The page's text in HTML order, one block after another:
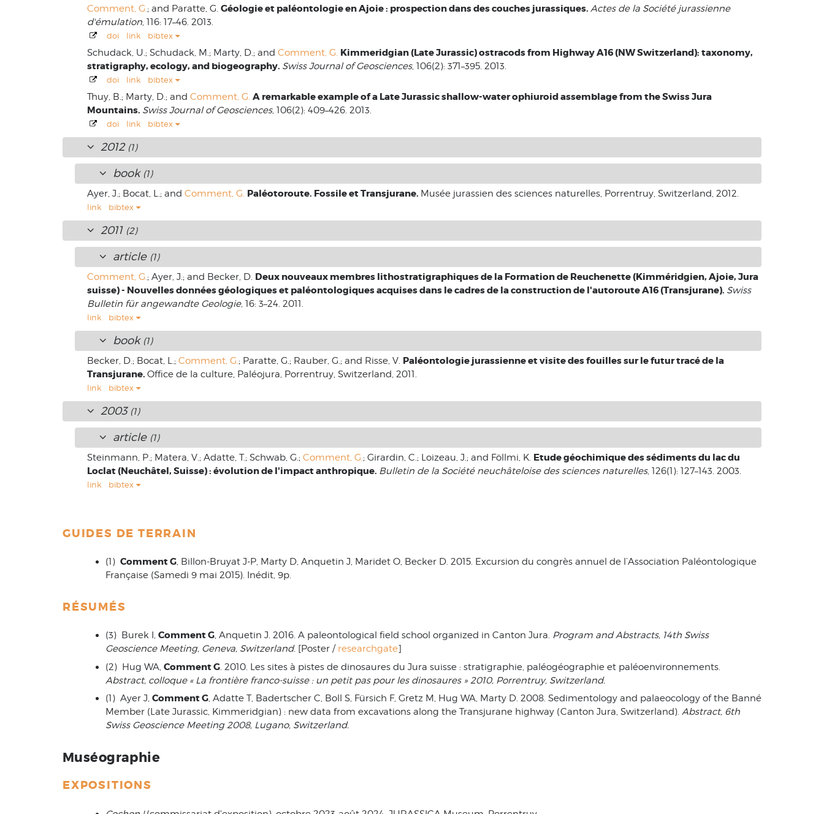
Comment, G. ; and Paratte, G. Géologie et paléontologie en Ajoie : prospection dans des couches jurassiques. Actes de la Société jurassienne
d'émulation , 116: 17–46. 2013.
doi link bibtex
Schudack, U.; Schudack, M.; Marty, D.; and Comment, G. Kimmeridgian (Late Jurassic) ostracods from Highway A16 (NW Switzerland): taxonomy,
stratigraphy, ecology, and biogeography. Swiss Journal of Geosciences, 106(2): 371–395. 2013.
doi link bibtex
Thuy, B.; Marty, D.; and Comment, G. A remarkable example of a Late Jurassic shallow-water ophiuroid assemblage from the Swiss Jura
Mountains. Swiss Journal of Geosciences, 106(2): 409–426. 2013.
doi link bibtex
2012 (1)
book (1)
Ayer, J.; Bocat, L.; and Comment, G. Paléotoroute. Fossile et Transjurane. Musée jurassien des sciences naturelles, Porrentruy, Switzerland, 2012.
link bibtex
2011 (2)
article (1)
Comment, G. ; Ayer, J.; and Becker, D. Deux nouveaux membres lithostratigraphiques de la Formation de Reuchenette (Kimméridgien, Ajoie, Jura
suisse) - Nouvelles données géologiques et paléontologiques acquises dans le cadres de la construction de l'autoroute A16 (Transjurane). Swiss
Bulletin für angewandte Geologie, 16: 3–24. 2011.
link bibtex
book (1)
Becker, D.; Bocat, L.; Comment, G. ; Paratte, G.; Rauber, G.; and Risse, V. Paléontologie jurassienne et visite des fouilles sur le futur tracé de la
Transjurane. Office de la culture, Paléojura, Porrentruy, Switzerland, 2011.
link bibtex
2003 (1)
article (1)
Steinmann, P.; Matera, V.; Adatte, T.; Schwab, G.; Comment, G. ; Girardin, C.; Loizeau, J.; and Föllmi, K. Etude géochimique des sédiments du lac du
Loclat (Neuchâtel, Suisse) : évolution de l'impact anthropique. Bulletin de la Société neuchâteloise des sciences naturelles, 126(1): 127–143. 2003.
link bibtex
GUIDES DE TERRAIN
(1) Comment G, Billon-Bruyat J-P, Marty D, Anquetin J, Maridet O, Becker D. 2015. Excursion du congrès annuel de l’Association Paléontologique
Française (Samedi 9 mai 2015). Inédit, 9p.
RÉSUMÉS
(3) Burek I, Comment G, Anquetin J. 2016. A paleontological field school organized in Canton Jura. Program and Abstracts, 14th Swiss
Geoscience Meeting, Geneva, Switzerland. [Poster / researchgate]
(2) Hug WA, Comment G. 2010. Les sites à pistes de dinosaures du Jura suisse : stratigraphie, paléogéographie et paléoenvironnements.
Abstract, colloque « La fron­tière franco-suisse : un petit pas pour les dinosaures » 2010, Porrentruy, Switzerland.
(1) Ayer J, Comment G, Adatte T, Badertscher C, Boll S, Fürsich F, Gretz M, Hug WA, Marty D. 2008. Sedimentology and palaeocology of the Banné
Member (Late Jurassic, Kimmeridgian) : new data from excavations along the Transjurane highway (Canton Jura, Switzerland). Abstract, 6th
Swiss Geoscience Meeting 2008, Lugano, Switzerland.
Muséographie
EXPOSITIONS